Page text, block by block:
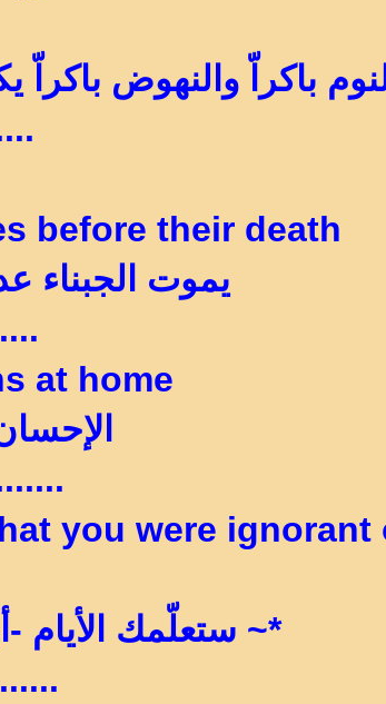
باكراّ والنهوض
before their death
يموت الجبناء
at home
you were ignorant
*~ ستعلّمك الأيام